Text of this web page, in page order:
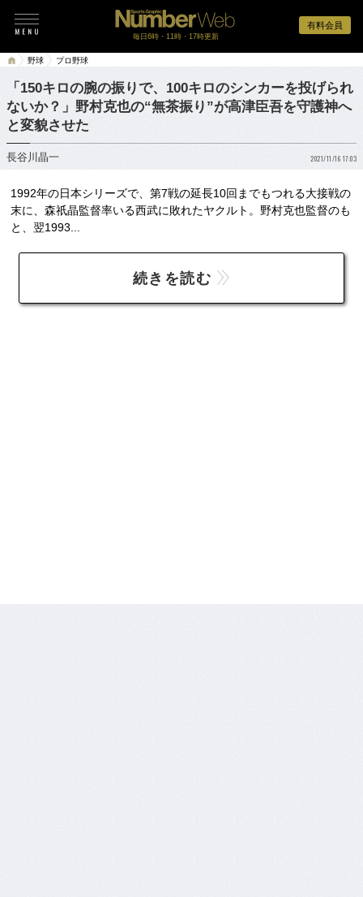
有料会員
毎日6時・11時・17時更新
野球 プロ野球
「150キロの腕の振りで、100キロのシンカーを投げられ
ないか？」野村克也の“無茶振り”が高津臣吾を守護神へ
と変貌させた
長谷川晶一 2021/11/16 17:03
1992年の日本シリーズで、第7戦の延長10回までもつれる大接戦の
末に、森祇晶監督率いる西武に敗れたヤクルト。野村克也監督のも
と、翌1993...
続きを読む